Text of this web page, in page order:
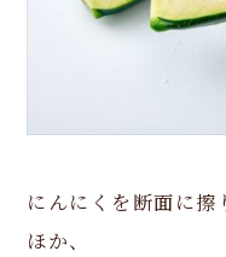
にんにくを断面に擦
ほか、